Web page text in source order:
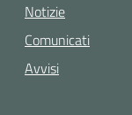
Notizie
Comunicati
Avvisi